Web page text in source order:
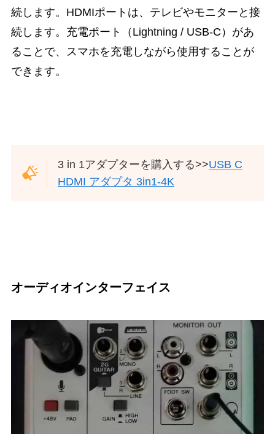
続します。HDMIポートは、テレビやモニターと接
続します。充電ポート（Lightning / USB-C）があ
ることで、スマホを充電しながら使用することが
できます。
3 in 1アダプターを購入する>>USB C
HDMI アダプタ 3in1-4K
オーディオインターフェイス